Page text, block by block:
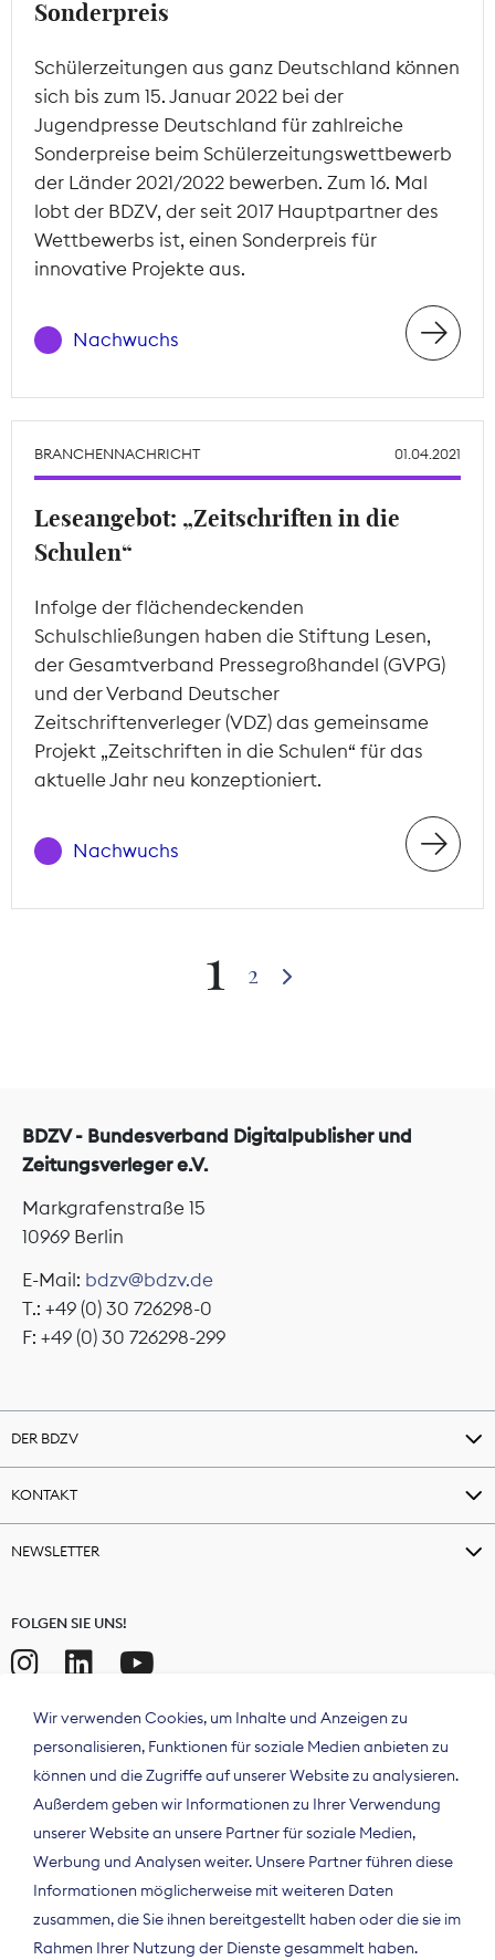
Sonderpreis
Schülerzeitungen aus ganz Deutschland können
sich bis zum 15. Januar 2022 bei der
Jugendpresse Deutschland für zahlreiche
Sonderpreise beim Schülerzeitungswettbewerb
der Länder 2021/2022 bewerben. Zum 16. Mal
lobt der BDZV, der seit 2017 Hauptpartner des
Wettbewerbs ist, einen Sonderpreis für
innovative Projekte aus.
Nachwuchs
BRANCHENNACHRICHT 01.04.2021
Leseangebot: „Zeitschriften in die
Schulen“
Infolge der flächendeckenden
Schulschließungen haben die Stiftung Lesen,
der Gesamtverband Pressegroßhandel (GVPG)
und der Verband Deutscher
Zeitschriftenverleger (VDZ) das gemeinsame
Projekt „Zeitschriften in die Schulen“ für das
aktuelle Jahr neu konzeptioniert.
Nachwuchs
1 2
BDZV - Bundesverband Digitalpublisher und
Zeitungsverleger e.V.
Markgrafenstraße 15
10969 Berlin
E-Mail: bdzv@bdzv.de
T.: +49 (0) 30 726298-0
F: +49 (0) 30 726298-299
DER BDZV
KONTAKT
NEWSLETTER
FOLGEN SIE UNS!
Der Bundesverband Digitalpublisher und
Wir verwenden Cookies, um Inhalte und Anzeigen zu
personalisieren, Funktionen für soziale Medien anbieten zu
können und die Zugriffe auf unserer Website zu analysieren.
Außerdem geben wir Informationen zu Ihrer Verwendung
unserer Website an unsere Partner für soziale Medien,
Werbung und Analysen weiter. Unsere Partner führen diese
Informationen möglicherweise mit weiteren Daten
zusammen, die Sie ihnen bereitgestellt haben oder die sie im
Rahmen Ihrer Nutzung der Dienste gesammelt haben.